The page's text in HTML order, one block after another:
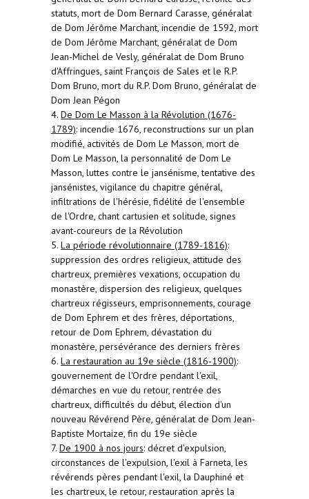
statuts, mort de Dom Bernard Carasse, généralat
de Dom Jérôme Marchant, incendie de 1592, mort
de Dom Jérôme Marchant, généralat de Dom
Jean-Michel de Vesly, généralat de Dom Bruno
d'Affringues, saint François de Sales et le R.P.
Dom Bruno, mort du R.P. Dom Bruno, généralat de
Dom Jean Pégon
4. De Dom Le Masson à la Révolution (1676-
1789): incendie 1676, reconstructions sur un plan
modifié, activités de Dom Le Masson, mort de
Dom Le Masson, la personnalité de Dom Le
Masson, luttes contre le jansénisme, tentative des
jansénistes, vigilance du chapitre général,
infiltrations de l'hérésie, fidélité de l'ensemble
de l'Ordre, chant cartusien et solitude, signes
avant-coureurs de la Révolution
5. La période révolutionnaire (1789-1816):
suppression des ordres religieux, attitude des
chartreux, premières vexations, occupation du
monastère, dispersion des religieux, quelques
chartreux régisseurs, emprisonnements, courage
de Dom Ephrem et des frères, déportations,
retour de Dom Ephrem, dévastation du
monastère, persévérance des derniers frères
6. La restauration au 19e siècle (1816-1900):
gouvernement de l'Ordre pendant l'exil,
démarches en vue du retour, rentrée des
chartreux, difficultés du début, élection d'un
nouveau Révérend Père, généralat de Dom Jean-
Baptiste Mortaize, fin du 19e siècle
7. De 1900 à nos jours: décret d'expulsion,
circonstances de l'expulsion, l'exil à Farneta, les
révérends pères pendant l'exil, la Dauphiné et
les chartreux, le retour, restauration après la